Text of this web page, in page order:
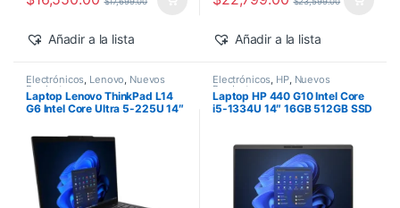
Añadir a la lista Añadir a la lista
Electrónicos, Lenovo, Nuevos
Productos
Laptop Lenovo ThinkPad L14
G6 Intel Core Ultra 5-225U 14″
Pro
Electrónicos, HP, Nuevos
Productos
Laptop HP 440 G10 Intel Core
i5-1334U 14″ 16GB 512GB SSD